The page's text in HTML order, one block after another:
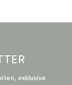
exklusive